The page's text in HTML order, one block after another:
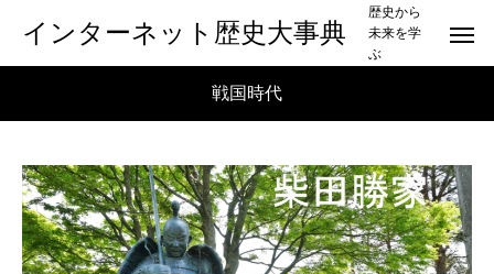
インターネット歴史大事典
歴史から
未来を学
ぶ
戦国時代